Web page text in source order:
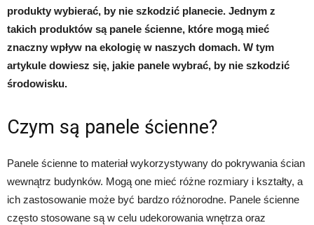
produkty wybierać, by nie szkodzić planecie. Jednym z
takich produktów są panele ścienne, które mogą mieć
znaczny wpływ na ekologię w naszych domach. W tym
artykule dowiesz się, jakie panele wybrać, by nie szkodzić
środowisku.
Czym są panele ścienne?
Panele ścienne to materiał wykorzystywany do pokrywania ścian
wewnątrz budynków. Mogą one mieć różne rozmiary i kształty, a
ich zastosowanie może być bardzo różnorodne. Panele ścienne
często stosowane są w celu udekorowania wnętrza oraz